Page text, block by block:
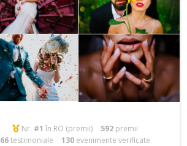
Nr. #1 în RO (premii) 592premii
66testimoniale 130evenimente verificate